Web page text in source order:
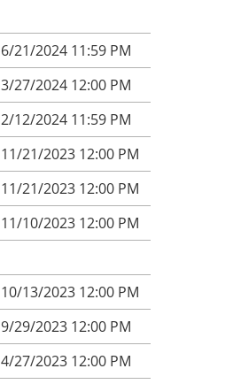
6/21/2024 11:59 PM
3/27/2024 12:00 PM
2/12/2024 11:59 PM
11/21/2023 12:00 PM
11/21/2023 12:00 PM
11/10/2023 12:00 PM
10/13/2023 12:00 PM
9/29/2023 12:00 PM
4/27/2023 12:00 PM